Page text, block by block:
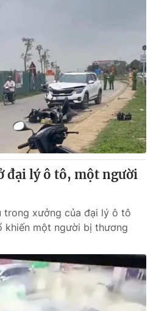
VTV Thể thao
Bất động sản
Tấm lòng Việt
Vươn mình bằng AI
VTV8
English
đại lý ô tô, một người
trong xưởng của đại lý ô tô
khiến một người bị thương